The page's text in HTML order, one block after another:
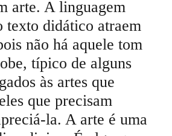
arte. A linguagem
texto didático atraem
não há aquele tom
típico de alguns
às artes que
que precisam
la. A arte é uma